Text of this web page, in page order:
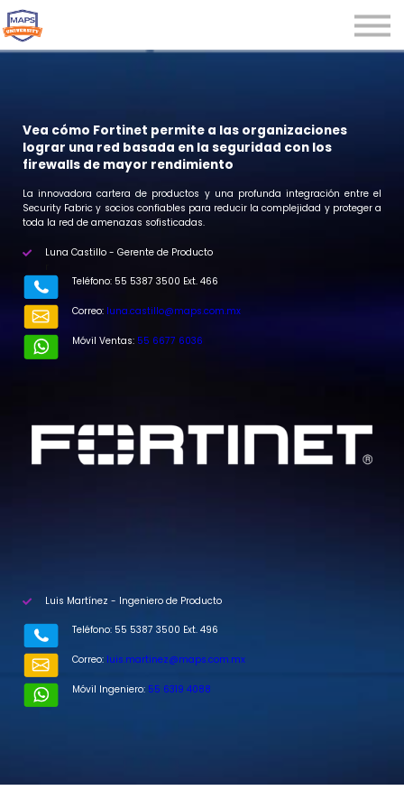
Seminarios
Iniciar sesión
Registrarse
Vea cómo Fortinet permite a las organizaciones
lograr una red basada en la seguridad con los
firewalls de mayor rendimiento
La innovadora cartera de productos y una profunda integración entre el
Security Fabric y socios confiables para reducir la complejidad y proteger a
toda la red de amenazas sofisticadas.
Luna Castillo - Gerente de Producto
Teléfono: 55 5387 3500 Ext. 466
Correo: luna.castillo@maps.com.mx
Móvil Ventas: 55 6677 6036
Luis Martínez - Ingeniero de Producto
Teléfono: 55 5387 3500 Ext. 496
Correo: luis.martinez@maps.com.mx
Móvil Ingeniero: 55 6319 4088